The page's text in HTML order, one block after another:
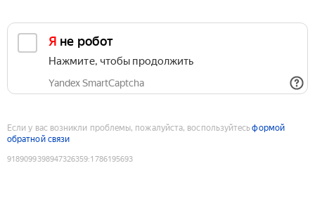
Я не робот
Нажмите, чтобы продолжить
Yandex SmartCaptcha
Если у вас возникли проблемы, пожалуйста, воспользуйтесьформой
обратной связи
9189099398947326359:1786195693